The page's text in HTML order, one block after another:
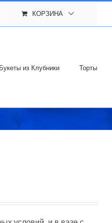
КОРЗИНА
Букеты из Клубники Торты